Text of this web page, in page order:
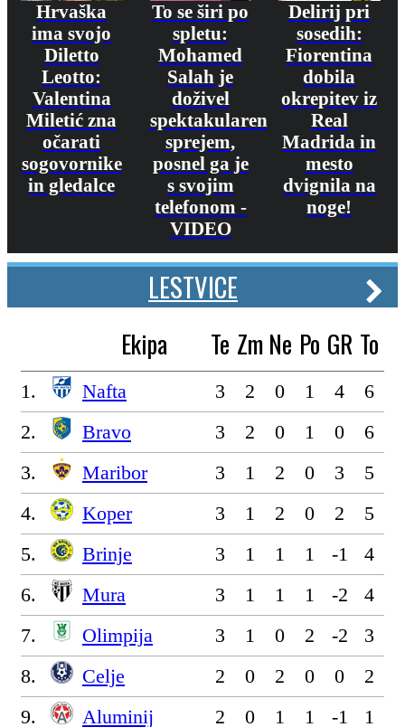
Hrvaška
ima svojo
Diletto
Leotto:
Valentina
Miletić zna
očarati
sogovornike
in gledalce
To se širi po
spletu:
Mohamed
Salah je
doživel
spektakularen
sprejem,
posnel ga je
s svojim
telefonom -
VIDEO
Delirij pri
sosedih:
Fiorentina
dobila
okrepitev iz
Real
Madrida in
mesto
dvignila na
noge!
LESTVICE
Ekipa Te Zm Ne Po GR To
1. Nafta 3 2 0 1 4
6
2.
Bravo 3 2 0 1 0
6
3.
Maribor 3 1 2 0 3
5
4.
Koper 3 1 2 0 2
5
5.
Brinje 3 1 1 1 -1
4
6.
Mura 3 1 1 1 -2
4
7.
Olimpija 3 1 0 2 -2
3
8.
Celje 2 0 2 0 0
2
9.
Aluminij 2 0 1 1 -1 1